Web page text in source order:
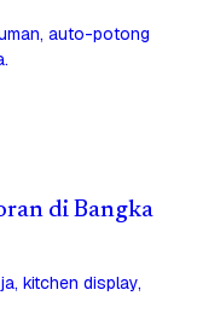
auto-potong
di Bangka
kitchen display,